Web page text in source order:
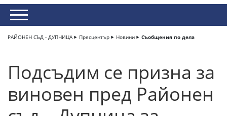
РАЙОНЕН СЪД - ДУПНИЦА Пресцентър Новини Съобщения по дела
Подсъдим се призна за
виновен пред Районен